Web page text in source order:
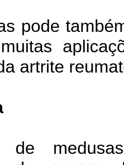
pode
artrite
de